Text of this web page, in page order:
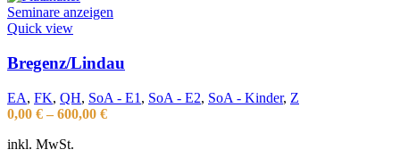
Seminare anzeigen
Quick view
Bregenz/Lindau
EA, FK, QH, SoA - E1 , SoA - E2, SoA - Kinder, Z
0,00 € – 600,00 €
inkl. MwSt.